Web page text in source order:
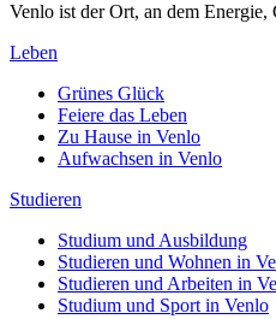
Venlo ist der Ort, an dem
Leben
Grünes Glück
Feiere das Leben
Zu Hause in Venlo
Aufwachsen in Venlo
Studieren
Studium und Ausbildung
Studieren und Wohnen in
Studieren und Arbeiten in
Studium und Sport in Venlo